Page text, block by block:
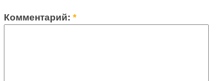
Комментарий:*